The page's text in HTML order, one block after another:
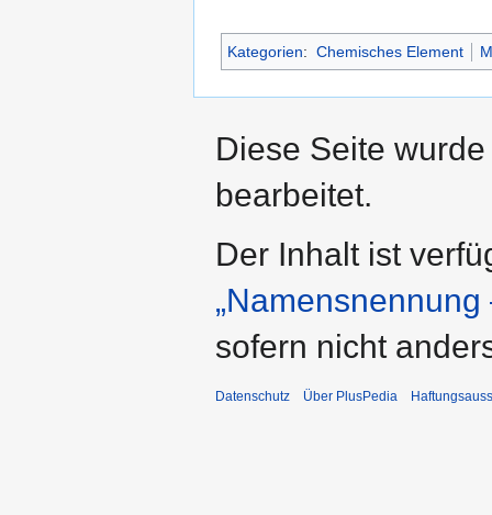
Kategorien: Chemisches Element
Diese Seite
bearbeitet.
Der Inhalt ist
sofern nicht
Datenschutz Über PlusPedia